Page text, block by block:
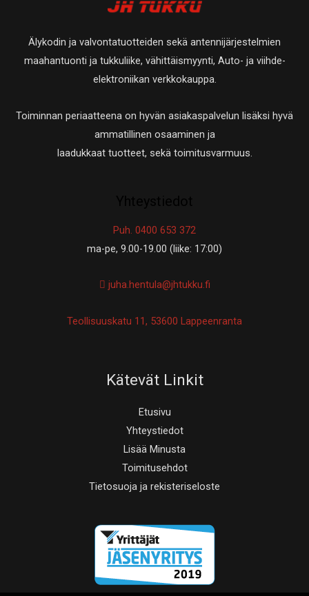
Älykodin ja valvontatuotteiden sekä antennijärjestelmien
maahantuonti ja tukkuliike, vähittäismyynti, Auto- ja viihde-
elektroniikan verkkokauppa.
Toiminnan periaatteena on hyvän asiakaspalvelun lisäksi hyvä
ammatillinen osaaminen ja
laadukkaat tuotteet, sekä toimitusvarmuus.
Puh. 0400 653 372
ma-pe, 9.00-19.00 (liike: 17:00)
juha.hentula@jhtukku.fi
Teollisuuskatu 11, 53600 Lappeenranta
Kätevät Linkit
Etusivu
Yhteystiedot
Lisää Minusta
Toimitusehdot
Tietosuoja ja rekisteriseloste